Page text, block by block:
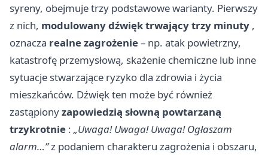
syreny, obejmuje trzy podstawowe warianty. Pierwszy
z nich, modulowany dźwięk trwający trzy minuty ,
oznacza realne zagrożenie– np. atak powietrzny,
katastrofę przemysłową, skażenie chemiczne lub inne
sytuacje stwarzające ryzyko dla zdrowia i życia
mieszkańców. Dźwięk ten może być również
zastąpionyzapowiedzią słowną powtarzaną
trzykrotnie : „Uwaga! Uwaga! Uwaga! Ogłaszam
alarm…”z podaniem charakteru zagrożenia i obszaru,